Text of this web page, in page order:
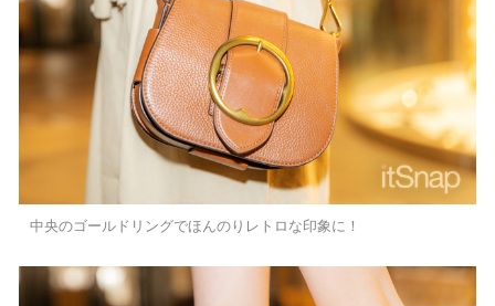
中央のゴールドリングでほんのりレトロな印象に！